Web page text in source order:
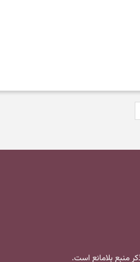
منبع بلامانع است.